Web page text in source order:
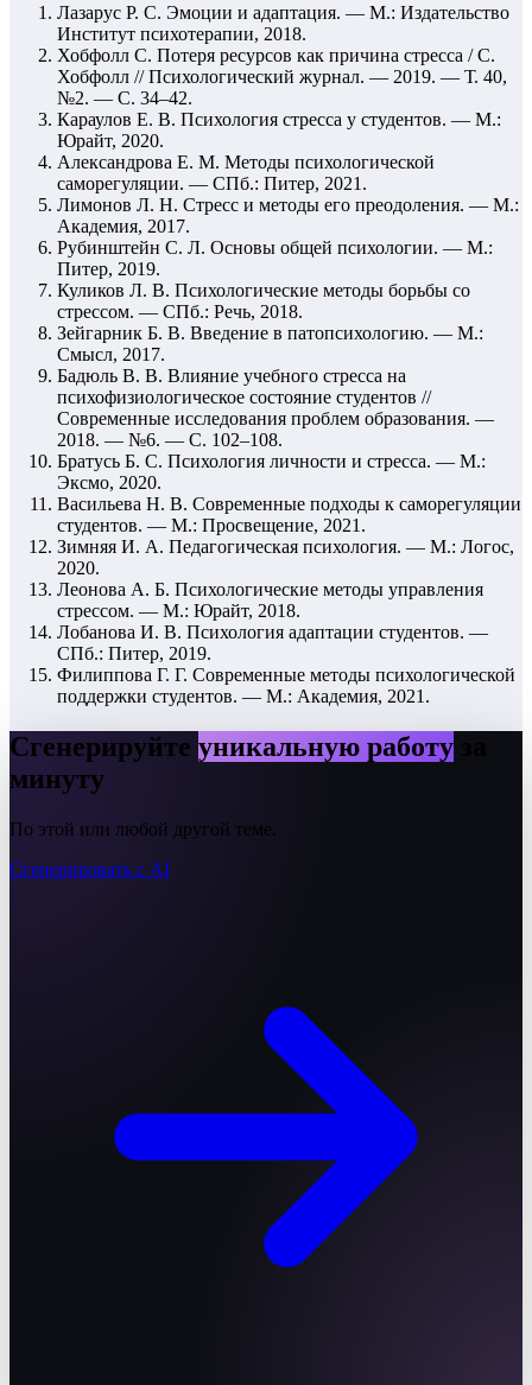
Лазарус Р. С. Эмоции и адаптация. — М.: Издательство
Институт психотерапии, 2018.
Хобфолл С. Потеря ресурсов как причина стресса / С.
Хобфолл // Психологический журнал. — 2019. — Т. 40,
№2. — С. 34–42.
Караулов Е. В. Психология стресса у студентов. — М.:
Юрайт, 2020.
Александрова Е. М. Методы психологической
саморегуляции. — СПб.: Питер, 2021.
Лимонов Л. Н. Стресс и методы его преодоления. — М.:
Академия, 2017.
Рубинштейн С. Л. Основы общей психологии. — М.:
Питер, 2019.
Куликов Л. В. Психологические методы борьбы со
стрессом. — СПб.: Речь, 2018.
Зейгарник Б. В. Введение в патопсихологию. — М.:
Смысл, 2017.
Бадюль В. В. Влияние учебного стресса на
психофизиологическое состояние студентов //
Современные исследования проблем образования. —
2018. — №6. — С. 102–108.
Братусь Б. С. Психология личности и стресса. — М.:
Эксмо, 2020.
Васильева Н. В. Современные подходы к саморегуляции
студентов. — М.: Просвещение, 2021.
Зимняя И. А. Педагогическая психология. — М.: Логос,
2020.
Леонова А. Б. Психологические методы управления
стрессом. — М.: Юрайт, 2018.
Лобанова И. В. Психология адаптации студентов. —
СПб.: Питер, 2019.
Филиппова Г. Г. Современные методы психологической
поддержки студентов. — М.: Академия, 2021.
Сгенерируйте уникальную работу
минуту
По этой или любой другой теме.
Сгенерировать с AI